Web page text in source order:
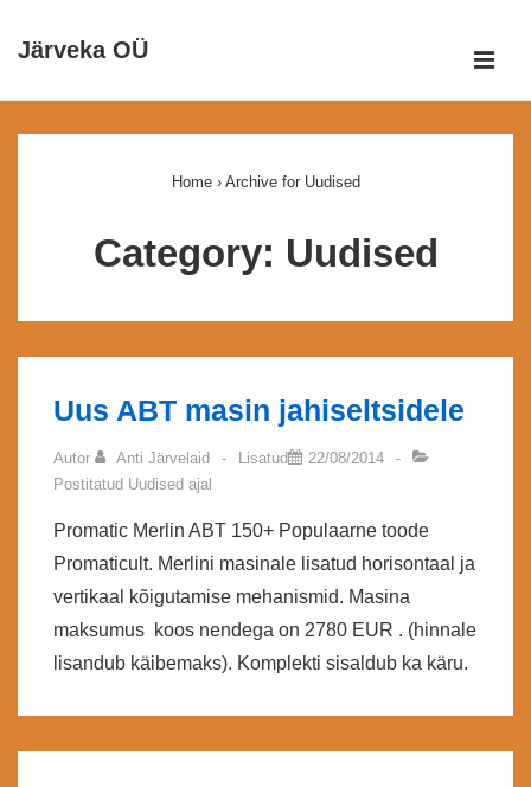
OtseJärveka OÜ
Home › Archive for Uudised
Category: Uudised
Uus ABT masin jahiseltsidele
Autor Anti Järvelaid Lisatud
22/08/2014
Postitatud Uudised ajal
Promatic Merlin ABT 150+ Populaarne toode
Promaticult. Merlini masinale lisatud horisontaal ja
vertikaal kõigutamise mehanismid. Masina
maksumus koos nendega on 2780 EUR . (hinnale
lisandub käibemaks). Komplekti sisaldub ka käru.